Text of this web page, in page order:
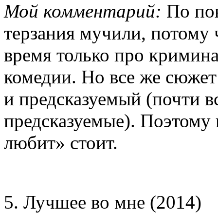
Мой комментарий: По
терзания мучили, потому
время только про
комедии. Но все же
и предсказуемый (почти
предсказуемые).
любит» стоит.
5. Лучшее во мне (2014)